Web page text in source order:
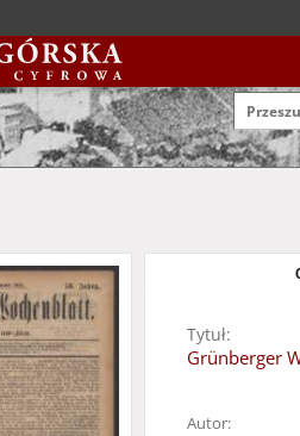
Tytuł:
Grünberger
Autor: